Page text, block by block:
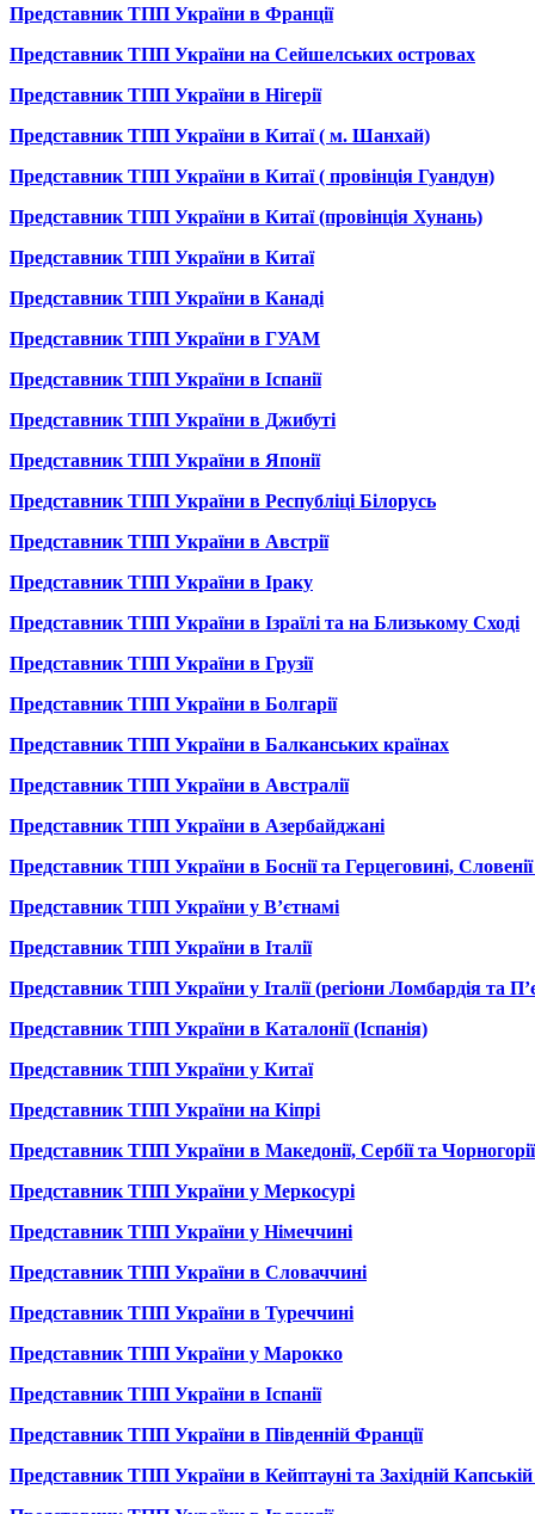
Представник ТПП України в Франції
Представник ТПП України на Сейшелських островах
Представник ТПП України в Нігерії
Представник ТПП України в Китаї ( м. Шанхай)
Представник ТПП України в Китаї ( провінція Гуандун)
Представник ТПП України в Китаї (провінція Хунань)
Представник ТПП України в Китаї
Представник ТПП України в Канаді
Представник ТПП України в ГУАМ
Представник ТПП України в Іспанії
Представник ТПП України в Джибуті
Представник ТПП України в Японії
Представник ТПП України в Республіці Білорусь
Представник ТПП України в Австрії
Представник ТПП України в Іраку
Представник ТПП України в Ізраїлі та на Близькому Сході
Представник ТПП України в Грузії
Представник ТПП України в Болгарії
Представник ТПП України в Балканських країнах
Представник ТПП України в Австралії
Представник ТПП України в Азербайджані
Представник ТПП України в Боснії та Герцеговині, Словенії
Представник ТПП України у В’єтнамі
Представник ТПП України в Італії
Представник ТПП України у Італії (регіони Ломбардія та
Представник ТПП України в Каталонії (Іспанія)
Представник ТПП України у Китаї
Представник ТПП України на Кіпрі
Представник ТПП України в Македонії, Сербії та Чорногорії
Представник ТПП України у Меркосурі
Представник ТПП України у Німеччині
Представник ТПП України в Словаччині
Представник ТПП України в Туреччині
Представник ТПП України у Марокко
Представник ТПП України в Іспанії
Представник ТПП України в Південній Франції
Представник ТПП України в Кейптауні та Західній